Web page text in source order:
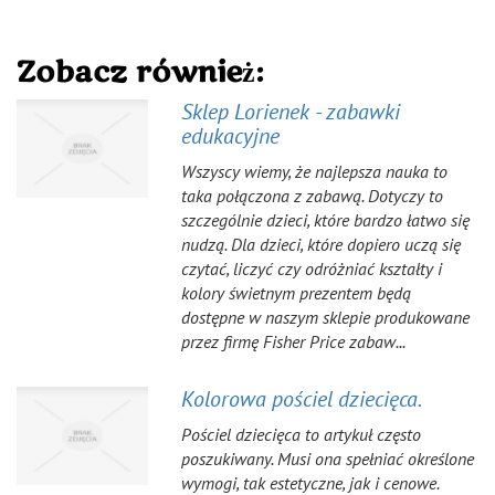
Zobacz również:
Sklep Lorienek - zabawki
edukacyjne
Wszyscy wiemy, że najlepsza nauka to
taka połączona z zabawą. Dotyczy to
szczególnie dzieci, które bardzo łatwo się
nudzą. Dla dzieci, które dopiero uczą się
czytać, liczyć czy odróżniać kształty i
kolory świetnym prezentem będą
dostępne w naszym sklepie produkowane
przez firmę Fisher Price zabaw...
Kolorowa pościel dziecięca.
Pościel dziecięca to artykuł często
poszukiwany. Musi ona spełniać określone
wymogi, tak estetyczne, jak i cenowe.